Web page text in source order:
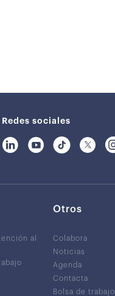
Redes sociales
al
Otros
Colabora
Noticias
Agenda
Contacta
Bolsa de trabajo